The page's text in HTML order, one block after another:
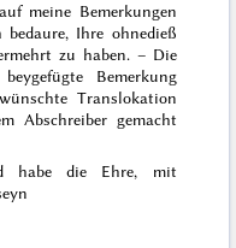
meine Bemerkungen
Ihre ohnedieß
zu haben. – Die
Bemerkung
Translokation
Abschreiber gemacht
habe die Ehre, mit